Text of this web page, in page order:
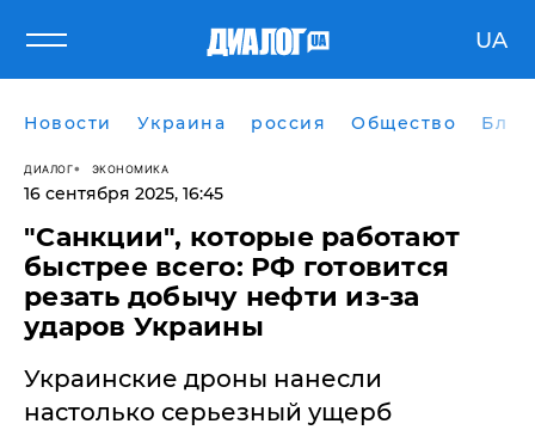
UA
Новости Украина россия Общество
ДИАЛОГ ЭКОНОМИКА
16 сентября 2025, 16:45
​"Санкции", которые работают
быстрее всего: РФ готовится
резать добычу нефти из-за
ударов Украины
Украинские дроны нанесли
настолько серьезный ущерб